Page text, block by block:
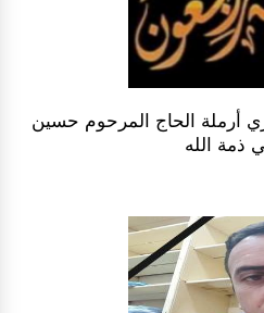
أرملة الحاج المرحوم حسين
ذمة الله